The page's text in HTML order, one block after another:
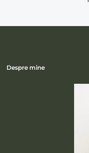
Despre mine